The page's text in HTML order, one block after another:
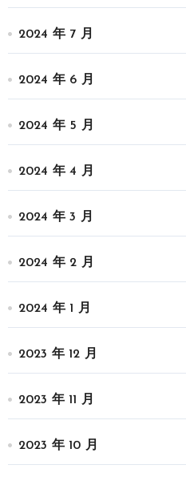
2024 年 7 月
2024 年 6 月
2024 年 5 月
2024 年 4 月
2024 年 3 月
2024 年 2 月
2024 年 1 月
2023 年 12 月
2023 年 11 月
2023 年 10 月